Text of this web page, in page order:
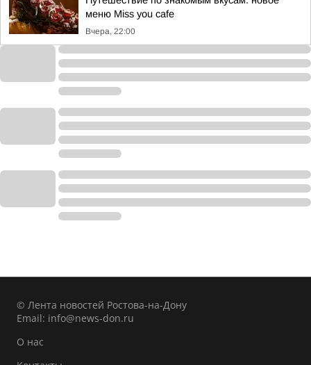
меню Miss you cafe
Вчера, 22:00
© Лента новостей Ростова-на-Дону
Email: info@news-don.ru
О нас